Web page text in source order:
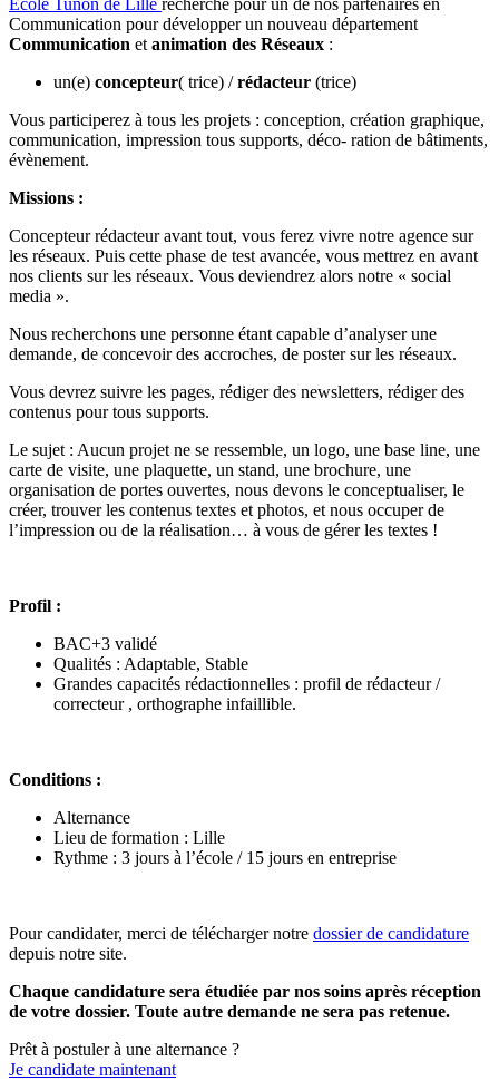
Ecole Tunon de Lille recherche pour un de nos partenaires en
Communication pour développer un nouveau département
Communication etanimation des Réseaux :
un(e) concepteur( trice) /rédacteur (trice)
Vous participerez à tous les projets : conception, création graphique,
communication, impression tous supports, déco- ration de bâtiments,
évènement.
Missions :
Concepteur rédacteur avant tout, vous ferez vivre notre agence sur
les réseaux. Puis cette phase de test avancée, vous mettrez en avant
nos clients sur les réseaux. Vous deviendrez alors notre « social
media ».
Nous recherchons une personne étant capable d’analyser une
demande, de concevoir des accroches, de poster sur les réseaux.
Vous devrez suivre les pages, rédiger des newsletters, rédiger des
contenus pour tous supports.
Le sujet : Aucun projet ne se ressemble, un logo, une base line, une
carte de visite, une plaquette, un stand, une brochure, une
organisation de portes ouvertes, nous devons le conceptualiser, le
créer, trouver les contenus textes et photos, et nous occuper de
l’impression ou de la réalisation… à vous de gérer les textes !
Profil :
BAC+3 validé
Qualités : Adaptable, Stable
Grandes capacités rédactionnelles : profil de rédacteur /
correcteur , orthographe infaillible.
Conditions :
Alternance
Lieu de formation : Lille
Rythme : 3 jours à l’école / 15 jours en entreprise
Pour candidater, merci de télécharger notre dossier de candidature
depuis notre site.
Chaque candidature sera étudiée par nos soins après réception
de votre dossier. Toute autre demande ne sera pas retenue.
Prêt à postuler à une alternance ?
Je candidate maintenant